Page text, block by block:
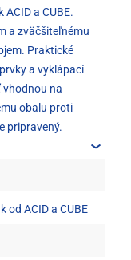
a CUBE.
a zväčšiteľnému
Praktické
a vyklápací
na
obalu proti
pripravený.
od ACID a CUBE